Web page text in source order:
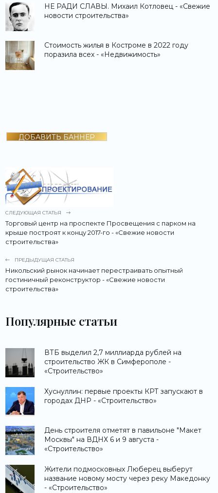
НЕ РАДИ СЛАВЫ. Михаил Котловец - «Свежие
новости строительства»
Стоимость жилья в Костроме в 2022 году
поразила всех - «Недвижимость»
ДОБАВИТЬ БАННЕР
СЛЕДУЮЩАЯ СТАТЬЯ
Торговый центр на проспекте Просвещения с парком на
крыше построят к концу 2017-го - «Свежие новости
строительства»
ПРЕДЫДУЩАЯ СТАТЬЯ
Никольский рынок начинает перестраивать опытный
гостиничный реконструктор - «Свежие новости
строительства»
Популярные статьи
ВТБ выделил 2,7 миллиарда рублей на
строительство ЖК в Симферополе -
«Строительство»
Хуснуллин: первые проекты КРТ запускают в
городах ДНР - «Строительство»
День строителя отметят в павильоне "Макет
Москвы" на ВДНХ 6 и 9 августа -
«Строительство»
Жители подмосковных Люберец выберут
название новому мосту через реку Македонку
- «Строительство»